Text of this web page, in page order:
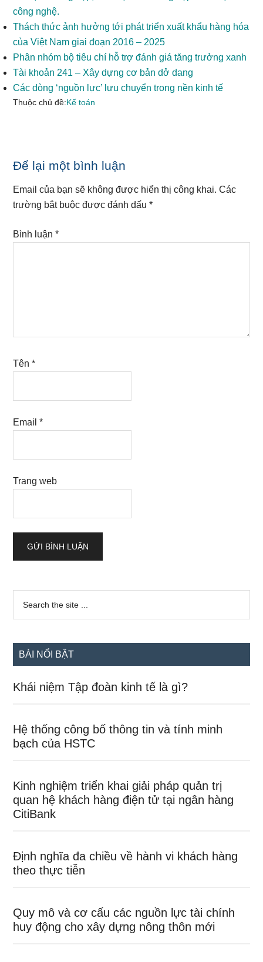
công nghệ.
Thách thức ảnh hưởng tới phát triển xuất khẩu hàng hóa
của Việt Nam giai đoạn 2016 – 2025
Phân nhóm bộ tiêu chí hỗ trợ đánh giá tăng trưởng xanh
Tài khoản 241 – Xây dựng cơ bản dở dang
Các dòng ‘nguồn lực’ lưu chuyển trong nền kinh tế
Thuộc chủ đề:Kế toán
Reader
Interactions
Để lại một bình luận
Email của bạn sẽ không được hiển thị công khai. Các
trường bắt buộc được đánh dấu*
Bình luận*
Tên*
Email*
Trang web
Sidebar
chính
...
BÀI NỔI BẬT
Khái niệm Tập đoàn kinh tế là gì?
Hệ thống công bố thông tin và tính minh
bạch của HSTC
Kinh nghiệm triển khai giải pháp quản trị
quan hệ khách hàng điện tử tại ngân hàng
CitiBank
Định nghĩa đa chiều về hành vi khách hàng
theo thực tiễn
Quy mô và cơ cấu các nguồn lực tài chính
huy động cho xây dựng nông thôn mới